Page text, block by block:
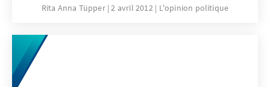
Rita Anna Tüpper 2 avril 2012 L'opinion politique